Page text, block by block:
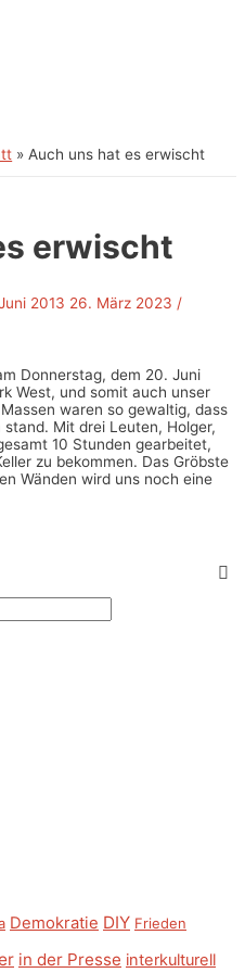
Auch uns hat es erwischt
erwischt
2013 26. März 2023 /
Donnerstag, dem 20. Juni
West, und somit auch unser
waren so gewaltig, dass
Mit drei Leuten, Holger,
10 Stunden gearbeitet,
zu bekommen. Das Gröbste
Wänden wird uns noch eine
Demokratie DIY Frieden
in der Presse interkulturell